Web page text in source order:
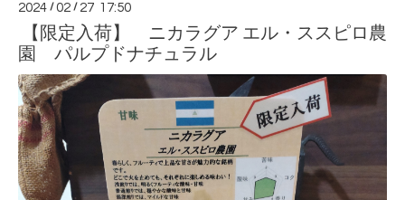
2024 /02 / 27 17:50
【限定入荷】 ニカラグア エル・ススピロ農
園 パルプドナチュラル